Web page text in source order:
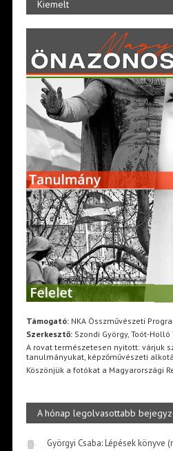
Kiemelt
Támogató:NKA Összművészeti
Szerkesztő:Szondi György, Toót-Holló
A rovat természetesen nyitott: várjuk
tanulmányukat, képzőművészeti
Köszönjük a fotókat a Magyarországi
A hónap legolvasottabb
Györgyi Csaba: Lépések könyve